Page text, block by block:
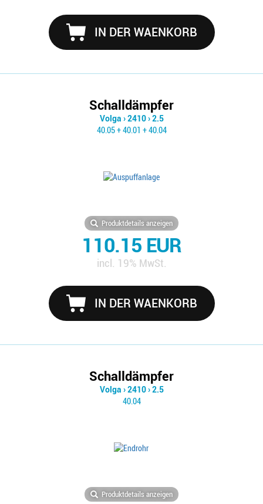
IN DER WAENKORB
Schalldämpfer
Volga ›2410›2.5
40.05 + 40.01 + 40.04
Produktdetails anzeigen
110.15 EUR
incl. 19% MwSt.
IN DER WAENKORB
Schalldämpfer
Volga ›2410›2.5
40.04
Produktdetails anzeigen